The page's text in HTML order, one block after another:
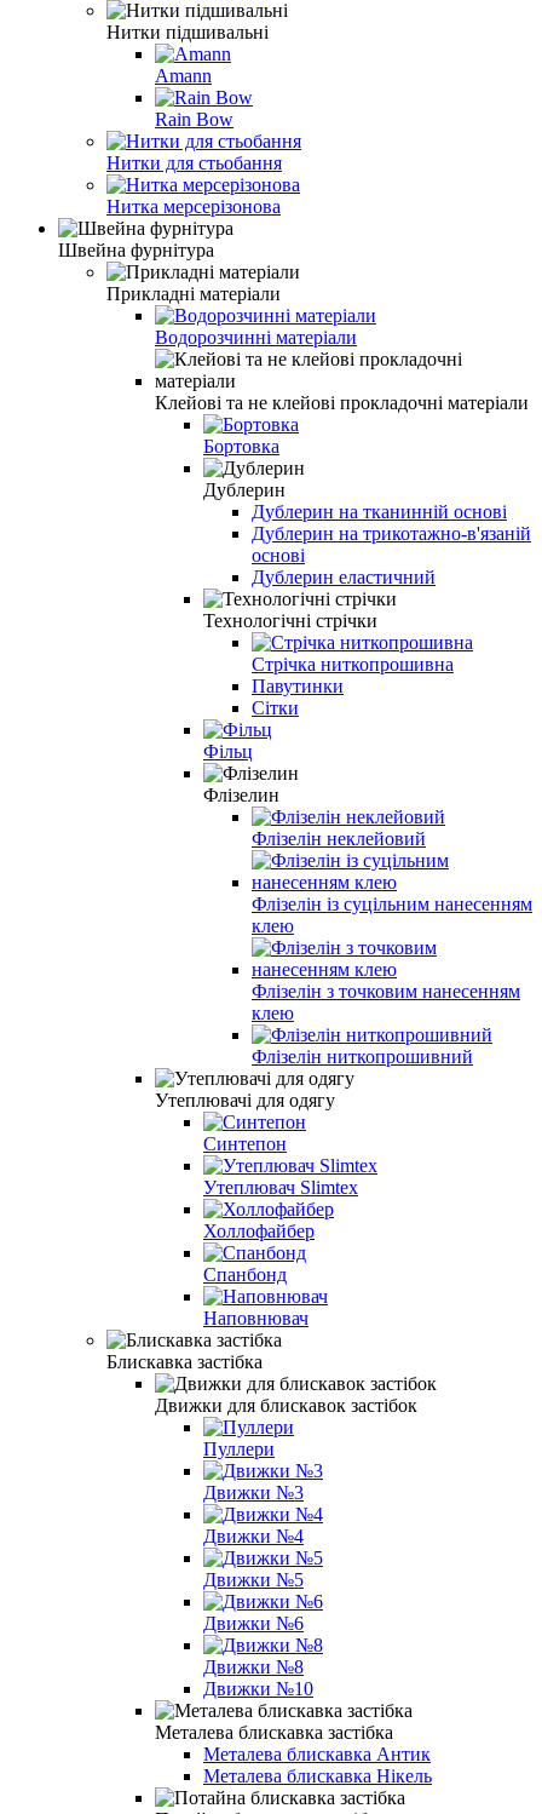
Нитки підшивальні
Amann
Rain Bow
Нитки для стьобання
Нитка мерсерізонова
Швейна фурнітура
Прикладні матеріали
Водорозчинні матеріали
Клейові та не клейові прокладочні матеріали
Бортовка
Дублерин
Дублерин на тканинній основі
Дублерин на трикотажно-в'язаній
основі
Дублерин еластичний
Технологічні стрічки
Стрічка ниткопрошивна
Павутинки
Сітки
Фільц
Флізелин
Флізелін неклейовий
Флізелін із суцільним нанесенням
клею
Флізелін з точковим нанесенням
клею
Флізелін ниткопрошивний
Утеплювачі для одягу
Синтепон
Утеплювач Slimtex
Холлофайбер
Спанбонд
Наповнювач
Блискавка застібка
Движки для блискавок застібок
Пуллери
Движки №3
Движки №4
Движки №5
Движки №6
Движки №8
Движки №10
Металева блискавка застібка
Металева блискавка Антик
Металева блискавка Нікель